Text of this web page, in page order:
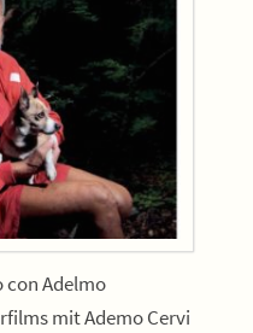
Adelmo
mit Ademo Cervi